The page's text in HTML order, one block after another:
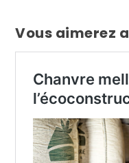
Vous aimerez